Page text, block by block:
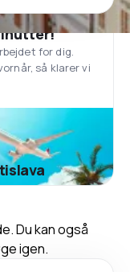
for dig.
så klarer vi
Du kan også
igen.